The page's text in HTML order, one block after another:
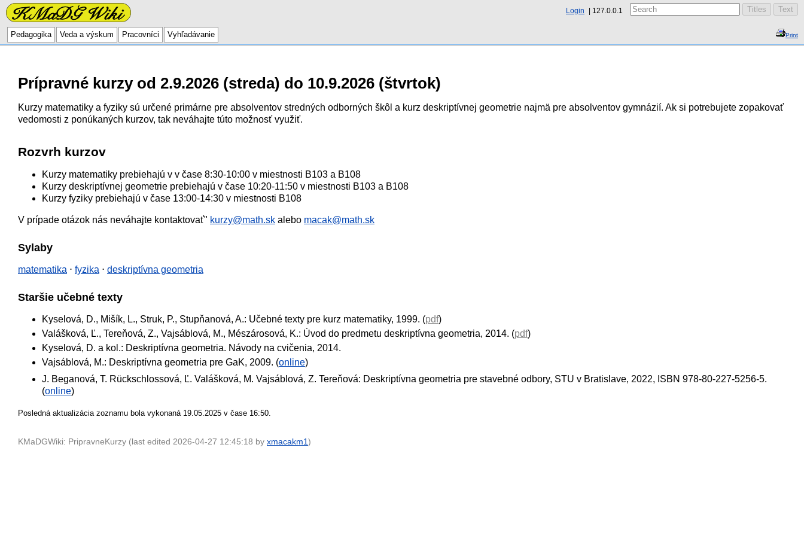
Login 127.0.0.1
Pedagogika Veda a výskum Pracovníci Vyhľadávanie Print
Prípravné kurzy od 2.9.2026 (streda) do 10.9.2026 (štvrtok)
Kurzy matematiky a fyziky sú určené primárne pre absolventov stredných odborných škôl a kurz deskriptívnej geometrie najmä pre absolventov gymnázií. Ak si potrebujete zopakovať
vedomosti z ponúkaných kurzov, tak neváhajte túto možnosť využiť.
Rozvrh kurzov
Kurzy matematiky prebiehajú v v čase 8:30-10:00 v miestnosti B103 a B108
Kurzy deskriptívnej geometrie prebiehajú v čase 10:20-11:50 v miestnosti B103 a B108
Kurzy fyziky prebiehajú v čase 13:00-14:30 v miestnosti B108
V prípade otázok nás neváhajte kontaktovať" kurzy@math.sk alebo macak@math.sk
Sylaby
matematika ⋅ fyzika ⋅ deskriptívna geometria
Staršie učebné texty
Kyselová, D., Mišík, L., Struk, P., Stupňanová, A.: Učebné texty pre kurz matematiky, 1999. (pdf)
Valášková, Ľ., Tereňová, Z., Vajsáblová, M., Mészárosová, K.: Úvod do predmetu deskriptívna geometria, 2014. (pdf)
Kyselová, D. a kol.: Deskriptívna geometria. Návody na cvičenia, 2014.
Vajsáblová, M.: Deskriptívna geometria pre GaK, 2009. (online)
J. Beganová, T. Rückschlossová, Ľ. Valášková, M. Vajsáblová, Z. Tereňová: Deskriptívna geometria pre stavebné odbory, STU v Bratislave, 2022, ISBN 978-80-227-5256-5.
(online)
Posledná aktualizácia zoznamu bola vykonaná 19.05.2025 v čase 16:50.
KMaDGWiki: PripravneKurzy (last edited 2026-04-27 12:45:18 by xmacakm1 )